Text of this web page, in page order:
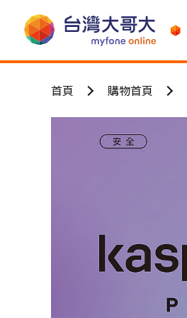
首頁 購物首頁